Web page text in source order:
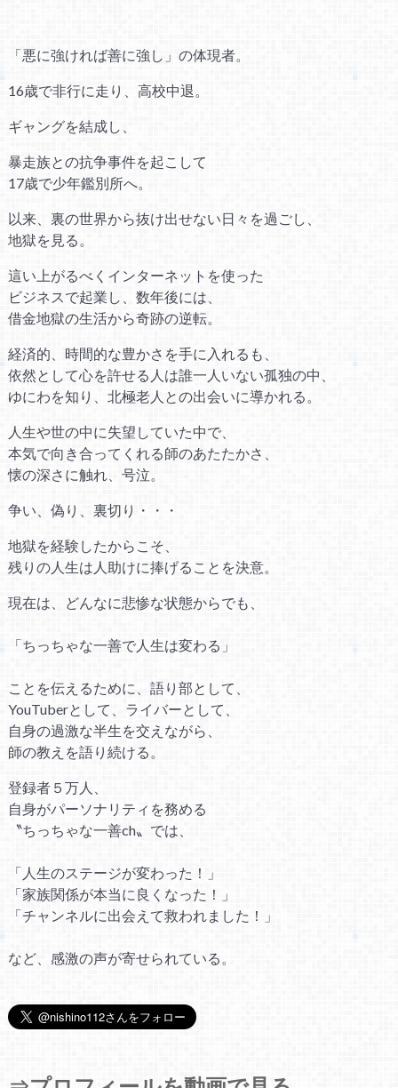
「悪に強ければ善に強し」の体現者。
16歳で非行に走り、高校中退。
ギャングを結成し、
暴走族との抗争事件を起こして
17歳で少年鑑別所へ。
以来、裏の世界から抜け出せない日々を過ごし、
地獄を見る。
這い上がるべくインターネットを使った
ビジネスで起業し、数年後には、
借金地獄の生活から奇跡の逆転。
経済的、時間的な豊かさを手に入れるも、
依然として心を許せる人は誰一人いない孤独の中、
ゆにわを知り、北極老人との出会いに導かれる。
人生や世の中に失望していた中で、
本気で向き合ってくれる師のあたたかさ、
懐の深さに触れ、号泣。
争い、偽り、裏切り・・・
地獄を経験したからこそ、
残りの人生は人助けに捧げることを決意。
現在は、どんなに悲惨な状態からでも、
「ちっちゃな一善で人生は変わる」
ことを伝えるために、語り部として、
YouTuberとして、ライバーとして、
自身の過激な半生を交えながら、
師の教えを語り続ける。
登録者５万人、
自身がパーソナリティを務める
〝ちっちゃな一善ch〟では、
「人生のステージが変わった！」
「家族関係が本当に良くなった！」
「チャンネルに出会えて救われました！」
など、感激の声が寄せられている。